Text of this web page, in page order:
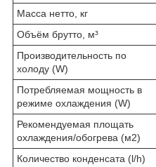
Масса нетто, кг
Объём брутто, м³
Производительность по
холоду (W)
Потребляемая мощность в
режиме охлаждения (W)
Рекомендуемая площать
охлаждения/обогрева (м2)
Количество конденсата (l/h)